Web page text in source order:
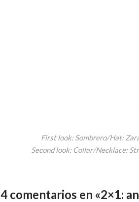
First look: Sombrero/Hat:
Second look: Collar/Necklace:
4 comentarios en «2×1: